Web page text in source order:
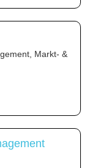
Markt- &